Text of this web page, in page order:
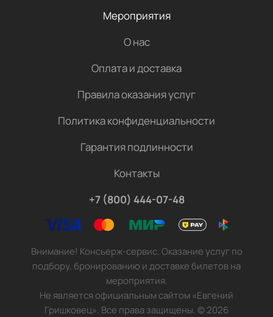
Мероприятия
О нас
Оплата и доставка
Правила оказания услуг
Политика конфиденциальности
Гарантия подлинности
Контакты
+7 (800) 444-07-48
Внимание! Консьерж-сервис. Оказание услуг по
подбору, бронированию и доставке билетов на
мероприятия.
Не является официальным сайтом «Евгений
Гришковец». Все права защищены.©2026